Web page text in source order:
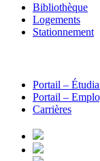
Bibliothèque
Logements
Stationnement
Portail –
Portail –
Carrières